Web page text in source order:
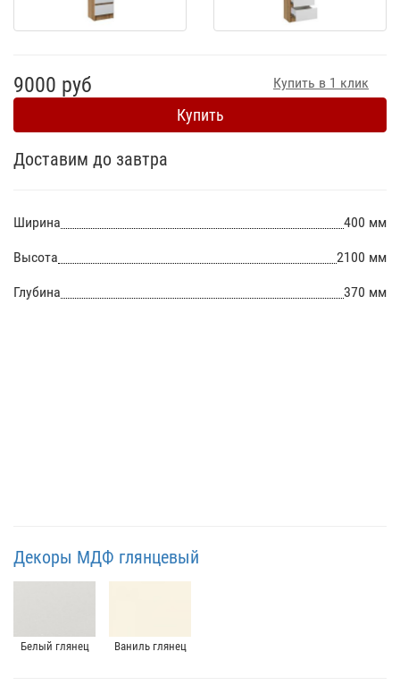
Купить в 1 клик
9000 руб
Купить
Доставим до завтра
Ширина 400 мм
Высота 2100 мм
Глубина 370 мм
Декоры МДФ глянцевый
Белый глянец Ваниль глянец